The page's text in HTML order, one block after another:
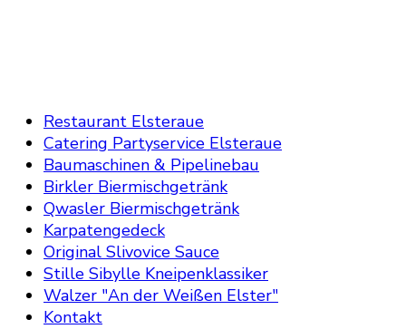
Restaurant Elsteraue
Catering Partyservice Elsteraue
Baumaschinen & Pipelinebau
Birkler Biermischgetränk
Qwasler Biermischgetränk
Karpatengedeck
Original Slivovice Sauce
Stille Sibylle Kneipenklassiker
Walzer "An der Weißen Elster"
Kontakt